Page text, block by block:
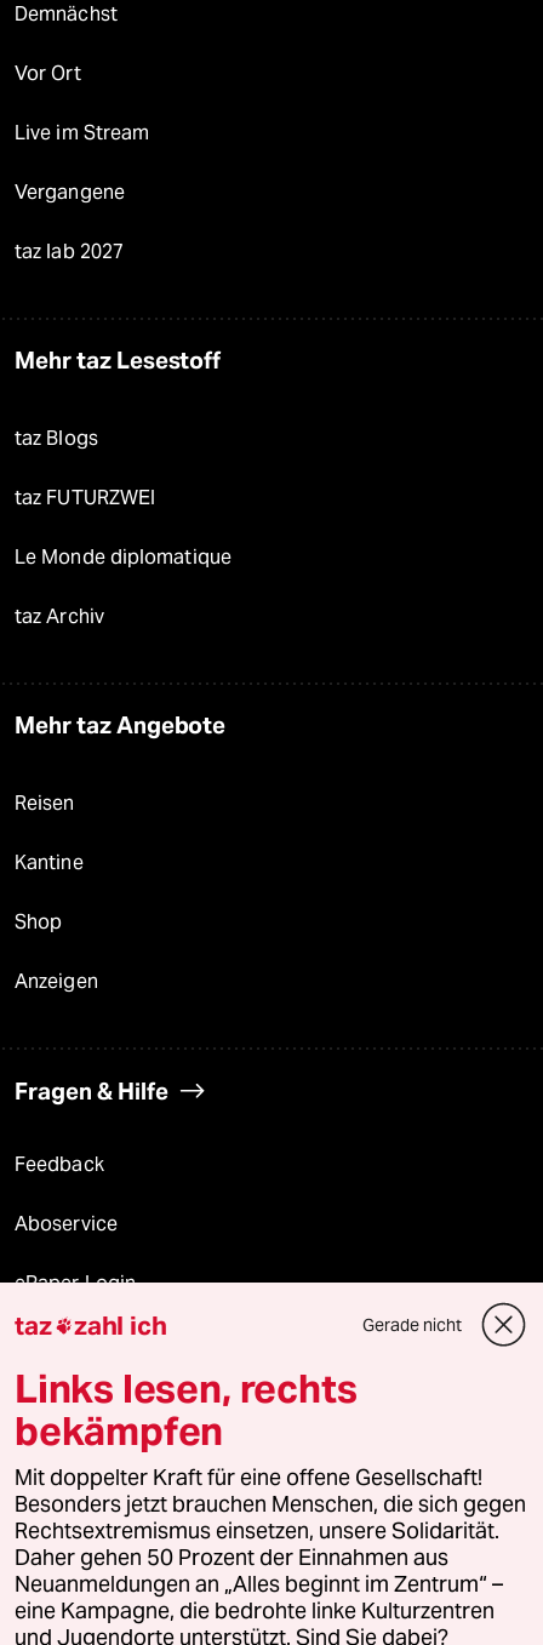
Demnächst
Vor Ort
Live im Stream
Vergangene
taz lab 2027
Mehr taz Lesestoff
taz Blogs
taz FUTURZWEI
Le Monde diplomatique
taz Archiv
Mehr taz Angebote
Reisen
Kantine
Shop
Anzeigen
Fragen & Hilfe
Feedback
Aboservice
ePaper Login
Downloads für Abonnierende
© 2026 taz Verlags und Vertriebs GmbH
Alle Rechte vorbehalten. Bei rechtlichen Fragen oder für Genehmigungen
wenden Sie sich bitte an
lizenzen@taz.de
Feedback Redaktionsstatut Kommune-Richtlinien
Leitlinie Informant Datenschutz Impressum AGB
taz zahl ich Gerade nicht
Links lesen, rechts
bekämpfen
Mit doppelter Kraft für eine offene Gesellschaft!
Besonders jetzt brauchen Menschen, die sich gegen
Rechtsextremismus einsetzen, unsere Solidarität.
Daher gehen 50 Prozent der Einnahmen aus
Neuanmeldungen an „Alles beginnt im Zentrum“ –
eine Kampagne, die bedrohte linke Kulturzentren
und Jugendorte unterstützt. Sind Sie dabei?